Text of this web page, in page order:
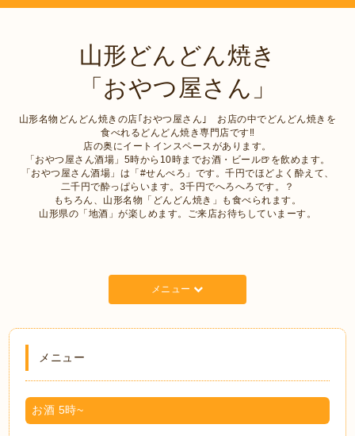
山形どんどん焼き
「おやつ屋さん」
山形名物どんどん焼きの店｢おやつ屋さん｣ お店の中でどんどん焼きを
食べれるどんどん焼き専門店です‼︎
店の奥にイートインスペースがあります。
「おやつ屋さん酒場」5時から10時までお酒・ビール🍺を飲めます。
「おやつ屋さん酒場」は「#せんべろ」です。千円でほどよく酔えて、
二千円で酔っぱらいます。3千円でへろへろです。？
もちろん、山形名物「どんどん焼き」も食べられます。
山形県の「地酒」が楽しめます。ご来店お待ちしていまーす。
メニュー
メニュー
お酒 5時~